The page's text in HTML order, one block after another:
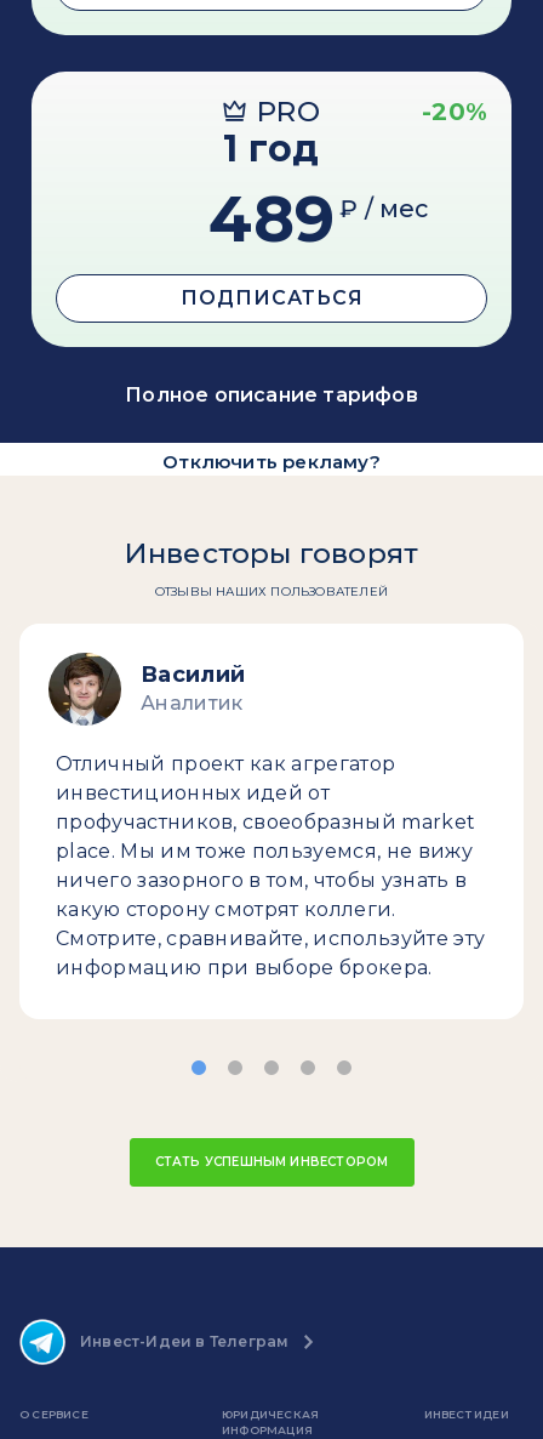
PRO -20%
1 год
489 ₽ / мес
ПОДПИСАТЬСЯ
Полное описание тарифов
Отключить рекламу?
Инвесторы говорят
ОТЗЫВЫ НАШИХ ПОЛЬЗОВАТЕЛЕЙ
Василий
Аналитик
Отличный проект как агрегатор
инвестиционных идей от
профучастников, своеобразный market
place. Мы им тоже пользуемся, не вижу
ничего зазорного в том, чтобы узнать в
какую сторону смотрят коллеги.
Смотрите, сравнивайте, используйте эту
информацию при выборе брокера.
СТАТЬ УСПЕШНЫМ ИНВЕСТОРОМ
Инвест-Идеи в Телеграм
О СЕРВИСЕ
ЮРИДИЧЕСКАЯ
ИНФОРМАЦИЯ
ИНВЕСТ ИДЕИ